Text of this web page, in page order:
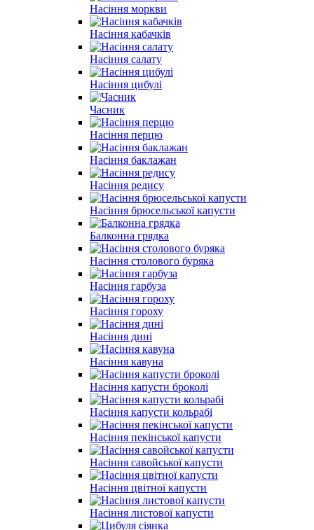
Насіння моркви
Насіння кабачків
Насіння салату
Насіння цибулі
Часник
Насіння перцю
Насіння баклажан
Насіння редису
Насіння брюсельської капусти
Балконна грядка
Насіння столового буряка
Насіння гарбуза
Насіння гороху
Насіння дині
Насіння кавуна
Насіння капусти броколі
Насіння капусти кольрабі
Насіння пекінської капусти
Насіння савойської капусти
Насіння цвітної капусти
Насіння листової капусти